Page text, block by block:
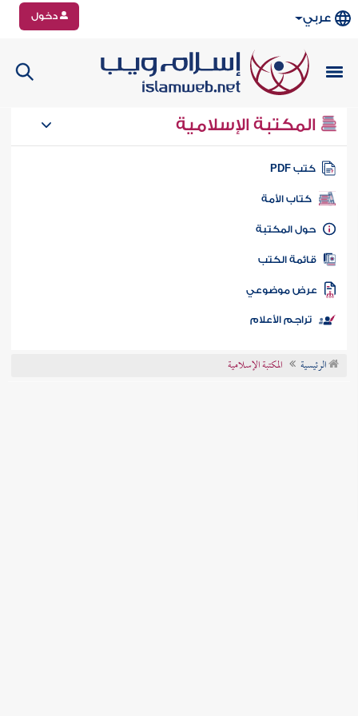
عربي دخول
المكتبة الإسلامية
كتب PDF
كتاب الأمة
المكتبة
الكتب
موضوعي
تراجم الأعلام
الرئيسية المكتبة الإسلامية